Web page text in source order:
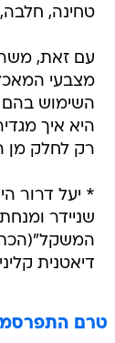
טחינה, חלבה,
עם זאת,
מצבעי
השימוש בהם
היא איך
רק לחלק מן
* יעל דרור
שניידר
דיאטנית
טרם